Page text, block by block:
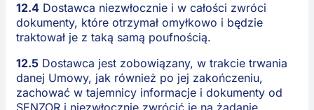
12.4Dostawca niezwłocznie i w całości zwróci
dokumenty, które otrzymał omyłkowo i będzie
traktował je z taką samą poufnością.
12.5Dostawca jest zobowiązany, w trakcie trwania
danej Umowy, jak również po jej zakończeniu,
zachować w tajemnicy informacje i dokumenty od